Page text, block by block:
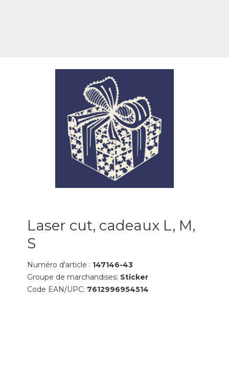
Laser cut, cadeaux L, M,
S
Numéro d'article : 147146-43
Groupe de marchandises: Sticker
Code EAN/UPC: 7612996954514